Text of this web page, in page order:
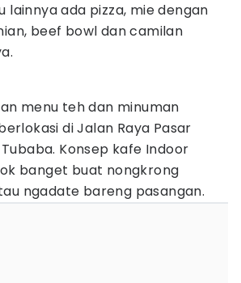
lainnya ada pizza, mie dengan
beef bowl dan camilan
menu teh dan minuman
di Jalan Raya Pasar
Konsep kafe Indoor
banget buat nongkrong
ngadate bareng pasangan.